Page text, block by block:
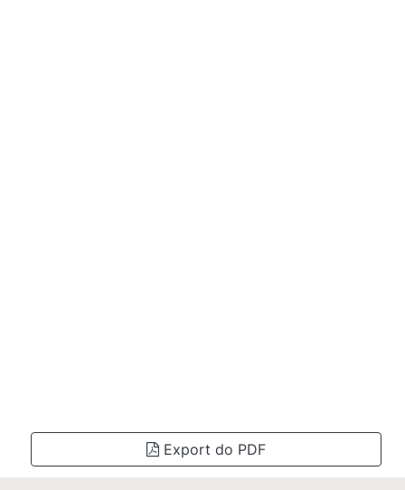
Export do PDF